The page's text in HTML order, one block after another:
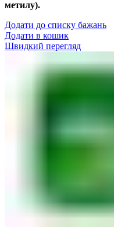
метилу).
Додати до списку бажань
Додати в кошик
Швидкий перегляд